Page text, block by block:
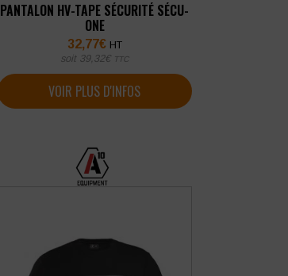
PANTALON HV-TAPE SÉCURITÉ SÉCU-
ONE
32,77€ HT
soit 39,32€ TTC
VOIR PLUS D'INFOS